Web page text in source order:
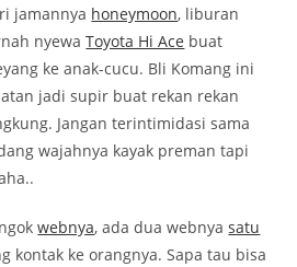
jamannya honeymoon, liburan
nyewaToyota Hi Ace buat
ke anak-cucu. Bli Komang ini
jadi supir buat rekan rekan
Jangan terintimidasi sama
wajahnya kayak preman tapi
webnya, ada dua webnyasatu
kontak ke orangnya. Sapa tau bisa